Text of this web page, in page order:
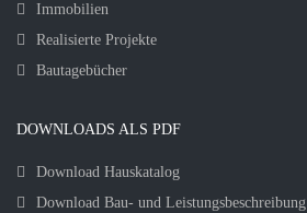
Immobilien
Realisierte Projekte
Bautagebücher
DOWNLOADS ALS PDF
Download Hauskatalog
Download Bau- und Leistungsbeschreibung